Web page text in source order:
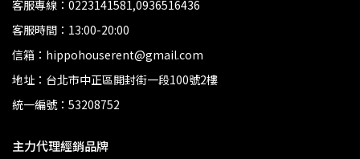
客服專線：0223141581,0936516436
客服時間：13:00-20:00
信箱：hippohouserent@gmail.com
地址：台北市中正區開封街一段100號2樓
統一編號：53208752
主力代理經銷品牌